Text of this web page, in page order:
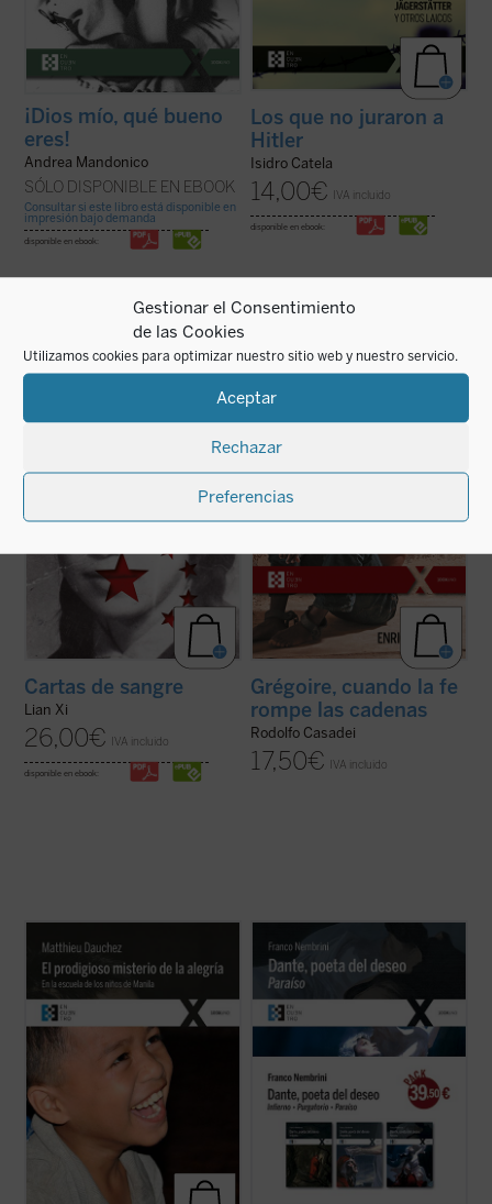
Gestionar el Consentimiento
de las Cookies
Utilizamos cookies para optimizar nuestro sitio web y nuestro servicio.
Aceptar
Rechazar
Preferencias
¡Dios mío, qué bueno
eres!
Andrea Mandonico
SÓLO DISPONIBLE EN EBOOK
Consultar si este libro está disponible en
impresión bajo demanda
disponible en ebook:
Los que no juraron a
Hitler
Isidro Catela
14,00€ IVA incluido
disponible en ebook:
Cartas de sangrerelata la historia de Lin
arrestada por el régimen de Mao en 1960 y
Cartas de sangre
Lian Xi
26,00€ IVA incluido
disponible en ebook:
Grégoire Ahongbonon ha realizado un
Togo y Burkina Faso: rescatar en tan solo
marginadas, encadenadas por ser ...
Grégoire, cuando la fe
rompe las cadenas
Rodolfo Casadei
17,50€ IVA incluido
francés afincado en Filipinas, convive
desde hace más de 20 años con los niños
de la calle en Manila. En el segundo de sus
de un extraordinario descubrimiento: ...(ver
ficha)
Infierno, Purgatorio
relectura que hace Franco Nembrini del
viaje emprendido por Dante en
la experiencia ...